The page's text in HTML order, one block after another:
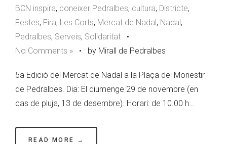
BCN inspira, coneixer Pedralbes, cultura, Districte,
Festes, Fira, Les Corts, Mercat de Nadal , Nadal ,
Pedralbes, Serveis, Solidaritat •
No Comments » • by Mirall de Pedralbes
5a Edició del Mercat de Nadal a la Plaça del Monestir
de Pedralbes. Dia: El diumenge 29 de novembre (en
cas de pluja, 13 de desembre). Horari: de 10.00 h…
READ MORE →